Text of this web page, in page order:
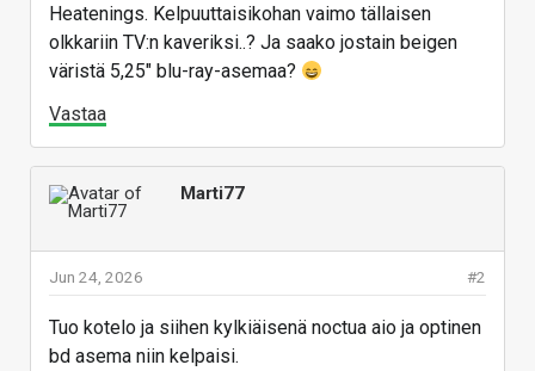
Heatenings. Kelpuuttaisikohan vaimo tällaisen
olkkariin TV:n kaveriksi..? Ja saako jostain beigen
väristä 5,25" blu-ray-asemaa?
Vastaa
Marti77
#2
Jun 24, 2026
Tuo kotelo ja siihen kylkiäisenä noctua aio ja optinen
bd asema niin kelpaisi.